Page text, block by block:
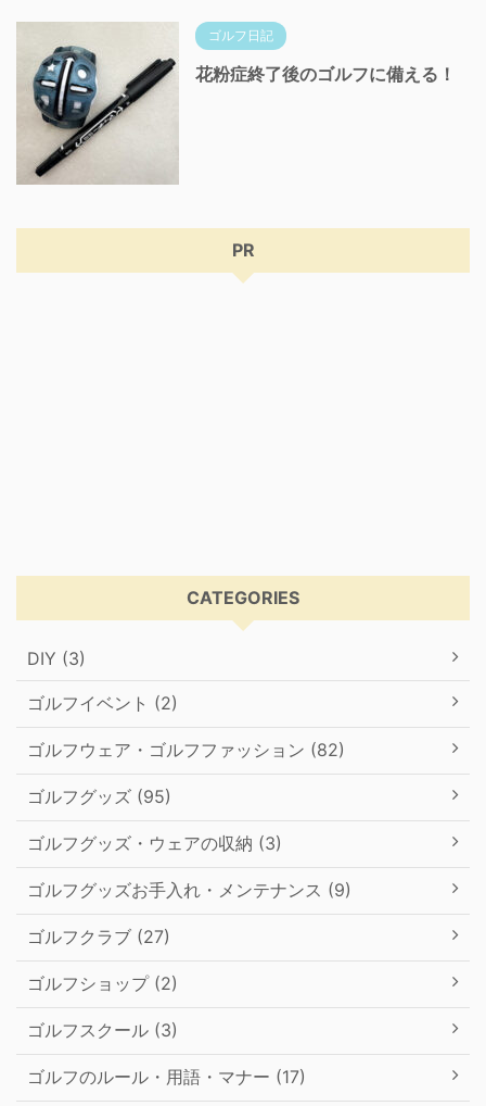
ゴルフ日記
花粉症終了後のゴルフに備える！
PR
CATEGORIES
DIY (3)
ゴルフイベント (2)
ゴルフウェア・ゴルフファッション (82)
ゴルフグッズ (95)
ゴルフグッズ・ウェアの収納 (3)
ゴルフグッズお手入れ・メンテナンス (9)
ゴルフクラブ (27)
ゴルフショップ (2)
ゴルフスクール (3)
ゴルフのルール・用語・マナー (17)